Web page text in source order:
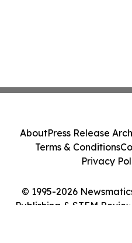
© 1995-2026
Publishing & STEM
AboutPress Release
Terms & Conditions
Privacy